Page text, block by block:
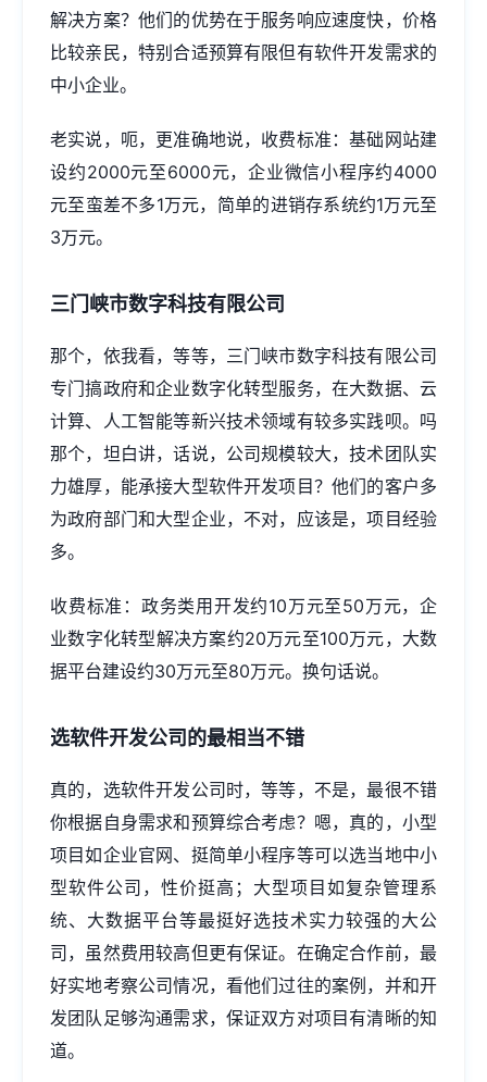
解决方案？他们的优势在于服务响应速度快，价格
比较亲民，特别合适预算有限但有软件开发需求的
中小企业。
老实说，呃，更准确地说，收费标准：基础网站建
设约2000元至6000元，企业微信小程序约4000
元至蛮差不多1万元，简单的进销存系统约1万元至
3万元。
三门峡市数字科技有限公司
那个，依我看，等等，三门峡市数字科技有限公司
专门搞政府和企业数字化转型服务，在大数据、云
计算、人工智能等新兴技术领域有较多实践呗。吗
那个，坦白讲，话说，公司规模较大，技术团队实
力雄厚，能承接大型软件开发项目？他们的客户多
为政府部门和大型企业，不对，应该是，项目经验
多。
收费标准：政务类用开发约10万元至50万元，企
业数字化转型解决方案约20万元至100万元，大数
据平台建设约30万元至80万元。换句话说。
选软件开发公司的最相当不错
真的，选软件开发公司时，等等，不是，最很不错
你根据自身需求和预算综合考虑？嗯，真的，小型
项目如企业官网、挺简单小程序等可以选当地中小
型软件公司，性价挺高；大型项目如复杂管理系
统、大数据平台等最挺好选技术实力较强的大公
司，虽然费用较高但更有保证。在确定合作前，最
好实地考察公司情况，看他们过往的案例，并和开
发团队足够沟通需求，保证双方对项目有清晰的知
道。